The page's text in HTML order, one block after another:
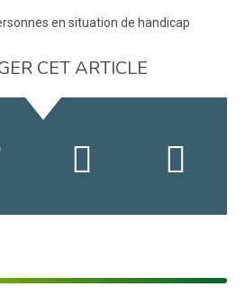
en situation de handicap
CET ARTICLE